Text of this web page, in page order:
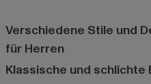
Verschiedene Stile und
für Herren
Klassische und